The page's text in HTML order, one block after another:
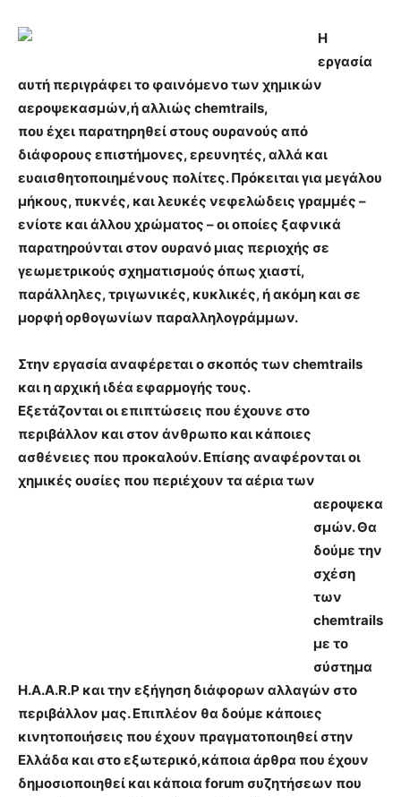
Η
εργασία
αυτή περιγράφει το φαινόμενο των χημικών
αεροψεκασμών,ή αλλιώς chemtrails,
που έχει παρατηρηθεί στους ουρανούς από
διάφορους επιστήμονες, ερευνητές, αλλά και
ευαισθητοποιημένους πολίτες. Πρόκειται για μεγάλου
μήκους, πυκνές, και λευκές νεφελώδεις γραμμές –
ενίοτε και άλλου χρώματος – οι οποίες ξαφνικά
παρατηρούνται στον ουρανό μιας περιοχής σε
γεωμετρικούς σχηματισμούς όπως χιαστί,
παράλληλες, τριγωνικές, κυκλικές, ή ακόμη και σε
μορφή ορθογωνίων παραλληλογράμμων.
Στην εργασία αναφέρεται ο σκοπός των chemtrails
και η αρχική ιδέα εφαρμογής τους.
Εξετάζονται οι επιπτώσεις που έχουνε στο
περιβάλλον και στον άνθρωπο και κάποιες
ασθένειες που προκαλούν. Επίσης αναφέρονται οι
χημικές ουσίες που περιέχουν τα αέρια των
αεροψεκα
σμών. Θα
δούμε την
σχέση
των
chemtrails
με το
σύστημα
H.A.A.R.P και την εξήγηση διάφορων αλλαγών στο
περιβάλλον μας. Επιπλέον θα δούμε κάποιες
κινητοποιήσεις που έχουν πραγματοποιηθεί στην
Ελλάδα και στο εξωτερικό,κάποια άρθρα που έχουν
δημοσιοποιηθεί και κάποια forum συζητήσεων που